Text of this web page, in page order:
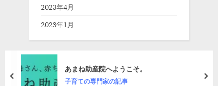
2023年4月
2023年1月
あまね助産院へようこそ。
子育ての専門家の記事
prev